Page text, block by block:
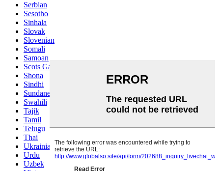
Serbian
Sesotho
Sinhala
Slovak
Slovenian
Somali
Samoan
Scots Gaelic
Shona
Sindhi
Sundanese
Swahili
Tajik
Tamil
Telugu
Thai
Ukrainian
Urdu
Uzbek